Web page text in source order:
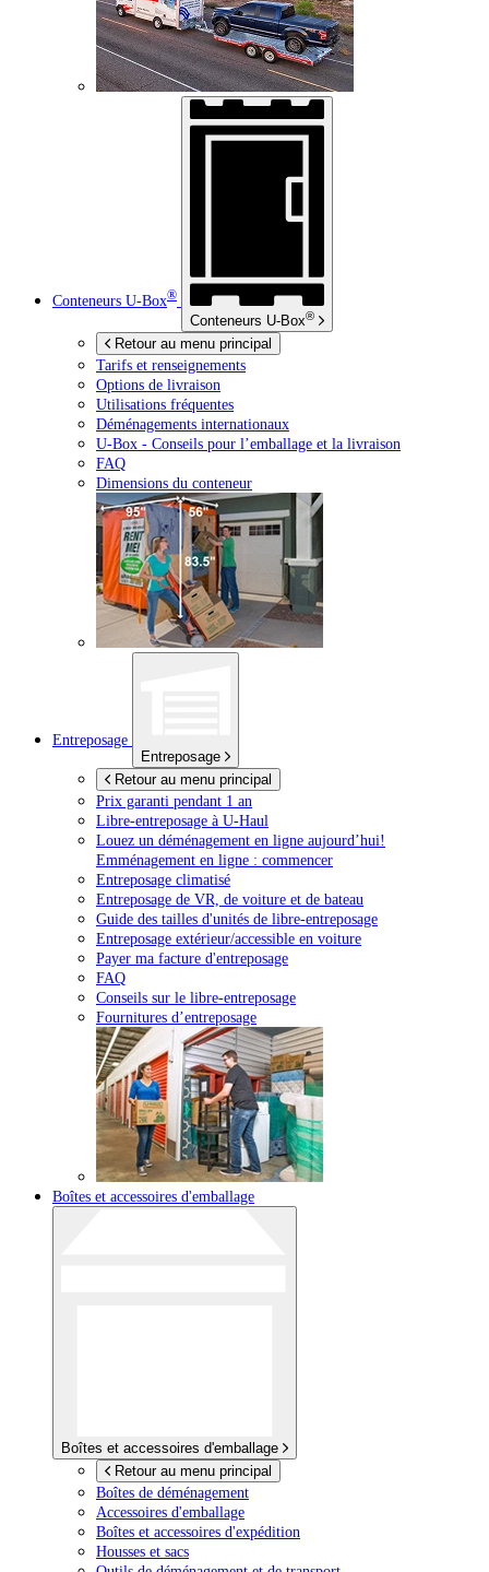
Conteneurs U-Box®
Conteneurs U-Box®
Retour au menu principal
Tarifs et renseignements
Options de livraison
Utilisations fréquentes
Déménagements internationaux
U-Box - Conseils pour l’emballage et la livraison
FAQ
Dimensions du conteneur
Entreposage
Entreposage
Retour au menu principal
Prix garanti pendant 1 an
Libre-entreposage à U-Haul
Louez un déménagement en ligne aujourd’hui!
Emménagement en ligne : commencer
Entreposage climatisé
Entreposage de VR, de voiture et de bateau
Guide des tailles d'unités de libre-entreposage
Entreposage extérieur/accessible en voiture
Payer ma facture d'entreposage
FAQ
Conseils sur le libre-entreposage
Fournitures d’entreposage
Boîtes et accessoires d'emballage
Boîtes et accessoires d'emballage
Retour au menu principal
Boîtes de déménagement
Accessoires d'emballage
Boîtes et accessoires d'expédition
Housses et sacs